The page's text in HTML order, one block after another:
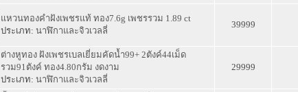
แหวนทองคำฝังเพชรแท้ ทอง7.6g เพชรรวม 1.89 ct
ประเภท: นาฬิกาและจิวเวลลี่
39999
ต่างหูทอง ฝังเพชรเบลเยี่ยมคัดน้ำ99+ 2ตังค์44เม็ด
รวม91ตังค์ ทอง4.80กรัม งดงาม
ประเภท: นาฬิกาและจิวเวลลี่
29999